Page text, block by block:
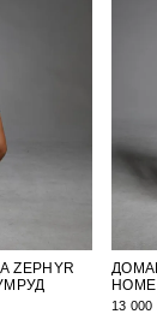
13 000